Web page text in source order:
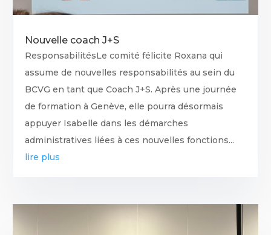
Nouvelle coach J+S
ResponsabilitésLe comité félicite Roxana qui
assume de nouvelles responsabilités au sein du
BCVG en tant que Coach J+S. Après une journée
de formation à Genève, elle pourra désormais
appuyer Isabelle dans les démarches
administratives liées à ces nouvelles fonctions...
lire plus